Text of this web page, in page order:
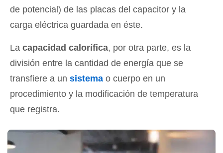
de potencial) de las placas del capacitor y la
carga eléctrica guardada en éste.
La capacidad calorífica, por otra parte, es la
división entre la cantidad de energía que se
transfiere a un sistema o cuerpo en un
procedimiento y la modificación de temperatura
que registra.